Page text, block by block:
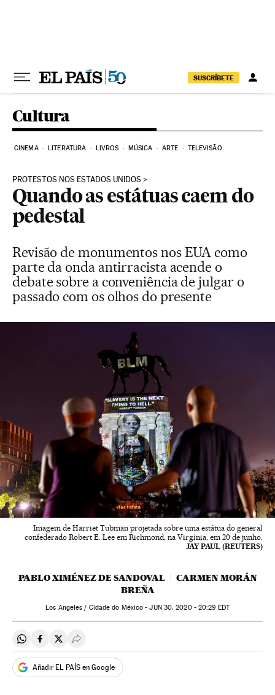
SUSCRÍBETE
Cultura
CINEMA LITERATURA LIVROS MÚSICA ARTE TELEVISÃO
PROTESTOS NOS ESTADOS UNIDOS
Quando as estátuas caem do
pedestal
Revisão de monumentos nos EUA como
parte da onda antirracista acende o
debate sobre a conveniência de julgar o
passado com os olhos do presente
Imagem de Harriet Tubman projetada sobre uma estátua do general
confederado Robert E. Lee em Richmond, na Virgínia, em 20 de junho.
JAY PAUL (REUTERS)
PABLO XIMÉNEZ DE SANDOVAL
CARMEN MORÁN
BREÑA
Los Angeles / Cidade do México -JUN 30, 2020 - 20:29 EDT
Compartir en Whatsapp
Compartir en Facebook
Compartir en Twitter
Desplegar Redes Sociales
Añadir EL PAÍS en Google